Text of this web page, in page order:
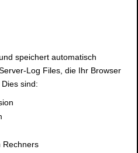
speichert automatisch
Log Files, die Ihr Browser
sind:
Rechners